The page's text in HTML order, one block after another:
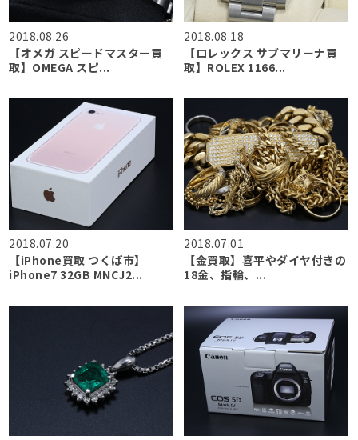
2018.08.26
【オメガ スピードマスター買
取】OMEGA スピ...
2018.08.18
【ロレックス サブマリーナ買
取】ROLEX 1166...
2018.07.20
【iPhone買取 つくば市】
iPhone7 32GB MNCJ2...
2018.07.01
【金買取】喜平やダイヤ付きの
18金、指輪、...